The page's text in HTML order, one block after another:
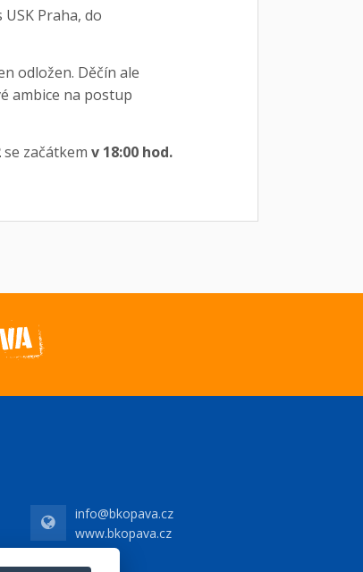
Praha, do
odložen. Děčín ale
ambice na postup
se začátkem v 18:00 hod.
info@bkopava.cz
www.bkopava.cz